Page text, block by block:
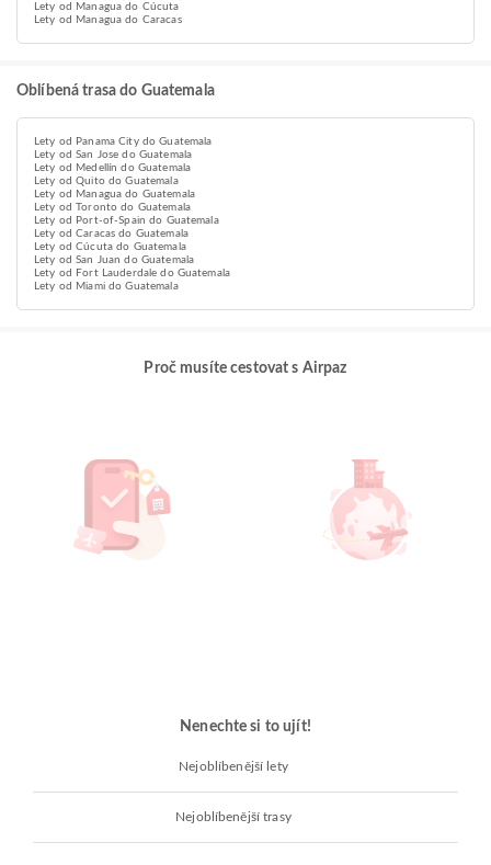
Lety od Managua do Cúcuta
Lety od Managua do Caracas
Oblíbená trasa do Guatemala
Lety od Panama City do Guatemala
Lety od San Jose do Guatemala
Lety od Medellín do Guatemala
Lety od Quito do Guatemala
Lety od Managua do Guatemala
Lety od Toronto do Guatemala
Lety od Port-of-Spain do Guatemala
Lety od Caracas do Guatemala
Lety od Cúcuta do Guatemala
Lety od San Juan do Guatemala
Lety od Fort Lauderdale do Guatemala
Lety od Miami do Guatemala
Proč musíte cestovat s Airpaz
Nenechte si to ujít!
Nejoblíbenější lety
Nejoblíbenější trasy